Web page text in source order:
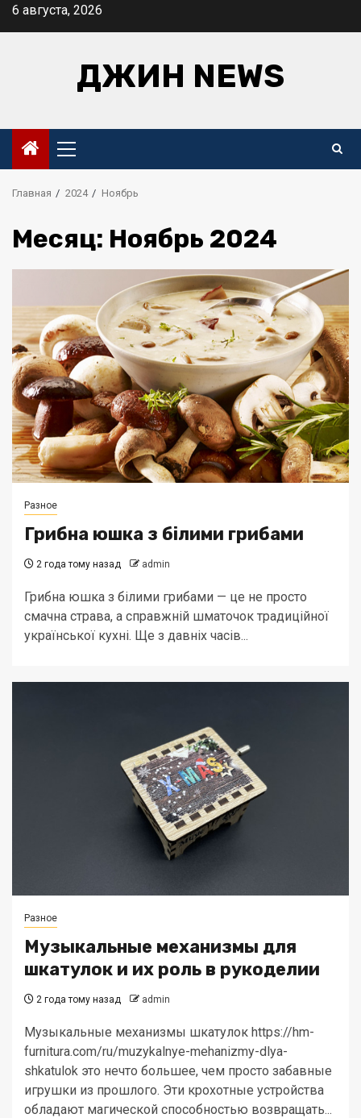
Перейти
6 августа, 2026
ДЖИН NEWS
Основное
меню
Главная 2024 Ноябрь
Месяц: Ноябрь 2024
Разное
Грибна юшка з білими грибами
2 года тому назад admin
Грибна юшка з білими грибами — це не просто
смачна страва, а справжній шматочок традиційної
української кухні. Ще з давніх часів...
Разное
Музыкальные механизмы для
шкатулок и их роль в рукоделии
2 года тому назад admin
Музыкальные механизмы шкатулок https://hm-
furnitura.com/ru/muzykalnye-mehanizmy-dlya-
shkatulok это нечто большее, чем просто забавные
игрушки из прошлого. Эти крохотные устройства
обладают магической способностью возвращать...